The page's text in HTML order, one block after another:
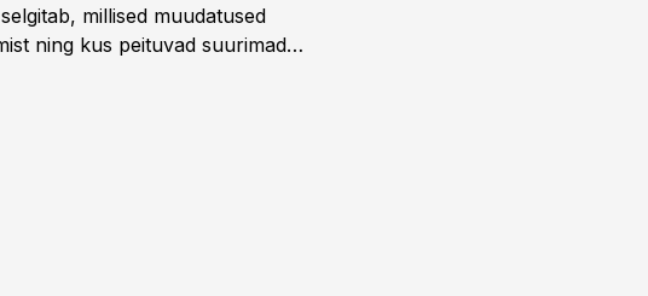
millised muudatused
ning kus peituvad suurimad